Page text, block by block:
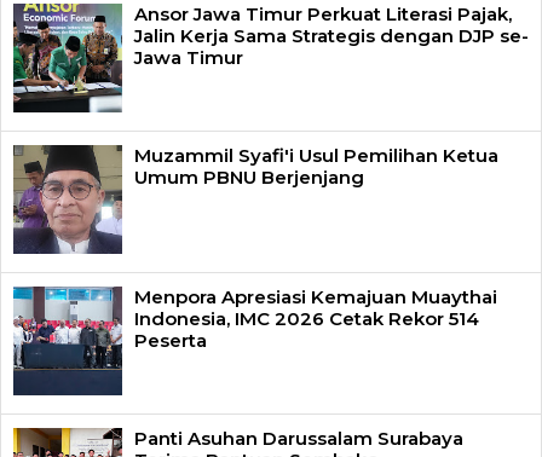
Ansor Jawa Timur Perkuat Literasi Pajak,
Jalin Kerja Sama Strategis dengan DJP se-
Jawa Timur
Muzammil Syafi'i Usul Pemilihan Ketua
Umum PBNU Berjenjang
Menpora Apresiasi Kemajuan Muaythai
Indonesia, IMC 2026 Cetak Rekor 514
Peserta
Panti Asuhan Darussalam Surabaya